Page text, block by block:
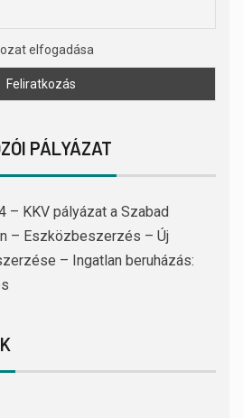
elfogadása
PÁLYÁZAT
– KKV pályázat a Szabad
– Eszközbeszerzés – Új
– Ingatlan beruházás: